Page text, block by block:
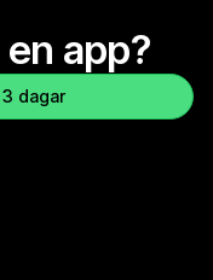
app?
dagar